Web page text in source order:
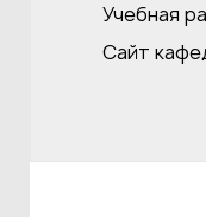
Учебная
Сайт